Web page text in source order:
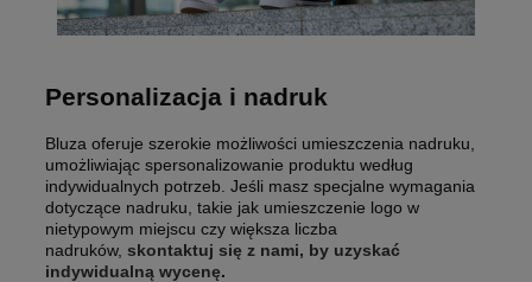
Personalizacja i nadruk
Bluza oferuje szerokie możliwości umieszczenia nadruku,
umożliwiając spersonalizowanie produktu według
indywidualnych potrzeb. Jeśli masz specjalne wymagania
dotyczące nadruku, takie jak umieszczenie logo w
nietypowym miejscu czy większa liczba
nadruków, skontaktuj się z nami, by uzyskać
indywidualną wycenę.